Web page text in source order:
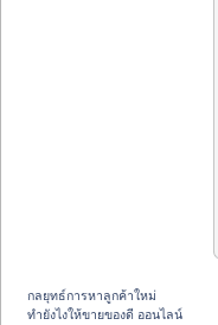
กลยุทธ์การหาลูกค้าใหม่
ทํายังไงให้ขายของดี ออนไลน์